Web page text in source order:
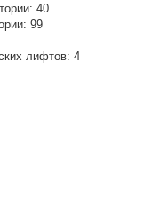
40
99
лифтов: 4